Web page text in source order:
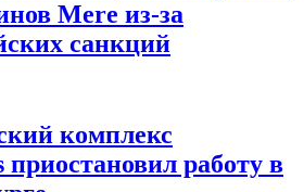
Mere из-за
санкций
комплекс
работу в